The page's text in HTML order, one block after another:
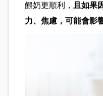
餵奶更順利，
且如果
力、焦慮，可能會影